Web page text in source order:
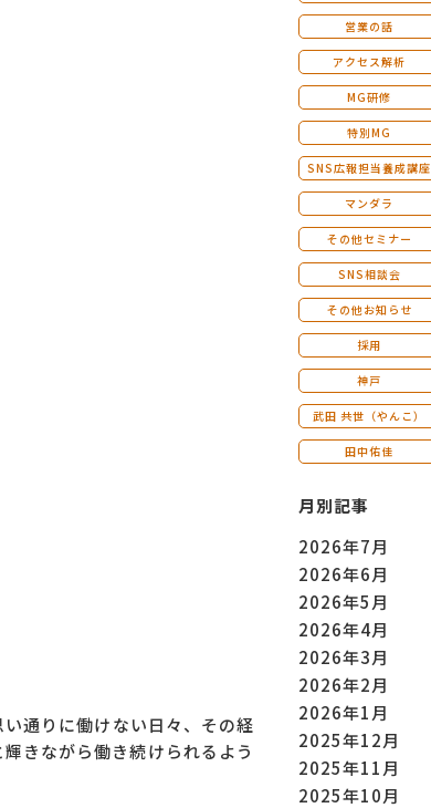
通りに働けない日々、その経
きながら働き続けられるよう
営業の話
アクセス解析
MG研修
特別MG
SNS広報担当養成講座
マンダラ
その他セミナー
SNS相談会
その他お知らせ
採用
神戸
武田 共世（やんこ）
田中佑佳
月別記事
2026年7月
2026年6月
2026年5月
2026年4月
2026年3月
2026年2月
2026年1月
2025年12月
2025年11月
2025年10月